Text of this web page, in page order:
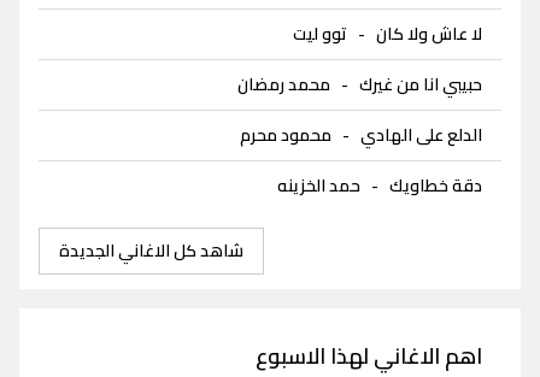
لا عاش ولا كان - توو ليت
حبيبي انا من غيرك - محمد رمضان
الدلع على الهادي - محمود محرم
دقة خطاويك - حمد الخزينه
شاهد كل الاغاني الجديدة
اهم الاغاني لهذا الاسبوع